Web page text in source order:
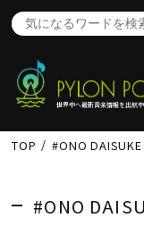
世界中へ最新音楽情報を出航中
TOP #ONO
#ONO